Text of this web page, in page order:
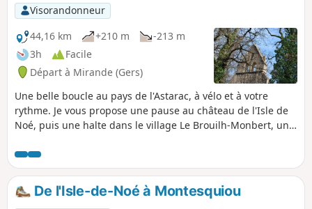
Visorandonneur
44,16 km
+210 m
-213 m
3h
Facile
Départ à Mirande (Gers)
Une belle boucle au pays de l'Astarac, à vélo et à votre
rythme. Je vous propose une pause au château de l'Isle de
Noé, puis une halte dans le village Le Brouilh-Monbert, une
et retour à Mirande en longeant le Lac du Lizet.
De l'Isle-de-Noé à Montesquiou